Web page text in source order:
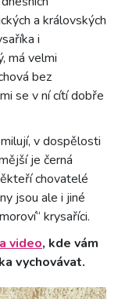
a královských
i
má velmi
bez
se v ní cítí dobře
v dospělosti
je černá
chovatelé
jsou ale i jiné
krysaříci.
video, kde vám
vychovávat.